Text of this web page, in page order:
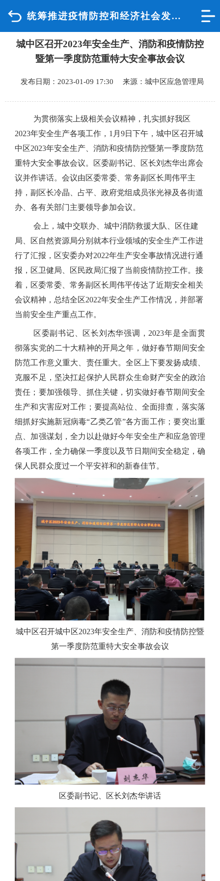
统筹推进疫情防控和经济社会发展
首页
品质城中
政府信息公开
互动回应
数据专题
城中区召开2023年安全生产、消防和疫情防控
暨第一季度防范重特大安全事故会议
发布日期：2023-01-09 17:30 来源：城中区应急管理局
为贯彻落实上级相关会议精神，扎实抓好我区
2023年安全生产各项工作，1月9日下午，城中区召开城
中区2023年安全生产、消防和疫情防控暨第一季度防范
重特大安全事故会议。区委副书记、区长刘杰华出席会
议并作讲话。会议由区委常委、常务副区长周伟平主
持，副区长冷晶、占平、政府党组成员张光禄及各街道
办、各有关部门主要领导参加会议。
会上，城中交联办、城中消防救援大队、区住建
局、区自然资源局分别就本行业领域的安全生产工作进
行了汇报，区安委办对2022年生产安全事故情况进行通
报，区卫健局、区民政局汇报了当前疫情防控工作。接
着，区委常委、常务副区长周伟平传达了近期安全相关
会议精神，总结全区2022年安全生产工作情况，并部署
当前安全生产重点工作。
区委副书记、区长刘杰华强调，2023年是全面贯
彻落实党的二十大精神的开局之年，做好春节期间安全
防范工作意义重大、责任重大。全区上下要发扬成绩、
克服不足，坚决扛起保护人民群众生命财产安全的政治
责任；要加强领导、抓住关键，切实做好春节期间安全
生产和灾害应对工作；要提高站位、全面排查，落实落
细抓好实施新冠病毒“乙类乙管”各方面工作；要突出重
点、加强谋划，全力以赴做好今年安全生产和应急管理
各项工作，全力确保一季度以及节日期间安全稳定，确
保人民群众度过一个平安祥和的新春佳节。
城中区召开城中区2023年安全生产、消防和疫情防控暨
第一季度防范重特大安全事故会议
区委副书记、区长刘杰华讲话